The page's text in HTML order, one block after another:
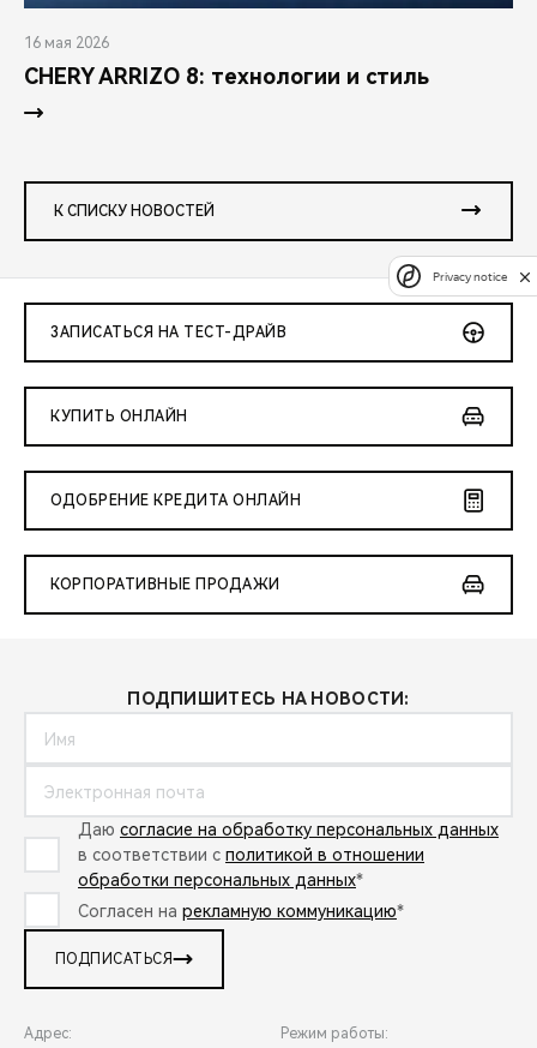
16 мая 2026
CHERY ARRIZO 8: технологии и стиль
К СПИСКУ НОВОСТЕЙ
ЗАПИСАТЬСЯ НА ТЕСТ-ДРАЙВ
КУПИТЬ ОНЛАЙН
ОДОБРЕНИЕ КРЕДИТА ОНЛАЙН
КОРПОРАТИВНЫЕ ПРОДАЖИ
ПОДПИШИТЕСЬ НА НОВОСТИ:
Даю согласие на обработку персональных данных
в соответствии с политикой в отношении
обработки персональных данных*
Согласен на рекламную коммуникацию*
ПОДПИСАТЬСЯ
Адрес: Режим работы:
Privacy notice